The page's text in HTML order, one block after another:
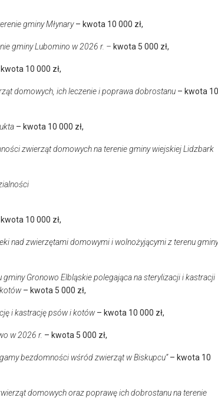
gminy Młynary– kwota 10 000 zł,
gminy Lubomino w 2026 r. – kwota 5 000 zł,
10 000 zł,
domowych, ich leczenie i poprawa dobrostanu – kwota 10
– kwota 10 000 zł,
zwierząt domowych na terenie gminy wiejskiej Lidzbark
10 000 zł,
nad zwierzętami domowymi i wolnożyjącymi z terenu gminy
Gronowo Elbląskie polegająca na sterylizacji i kastracji
– kwota 5 000 zł,
i kastrację psów i kotów– kwota 10 000 zł,
w 2026 r. – kwota 5 000 zł,
bezdomności wśród zwierząt w Biskupcu”– kwota 10
domowych oraz poprawę ich dobrostanu na terenie